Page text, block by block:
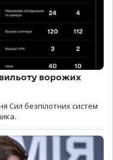
ворожих
Сил безпілотних систем